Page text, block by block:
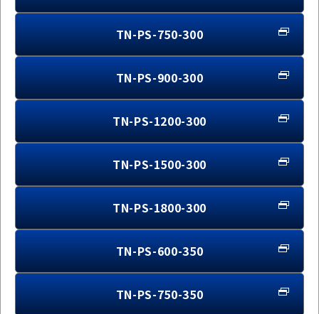
TN-PS-750-300
TN-PS-900-300
TN-PS-1200-300
TN-PS-1500-300
TN-PS-1800-300
TN-PS-600-350
TN-PS-750-350